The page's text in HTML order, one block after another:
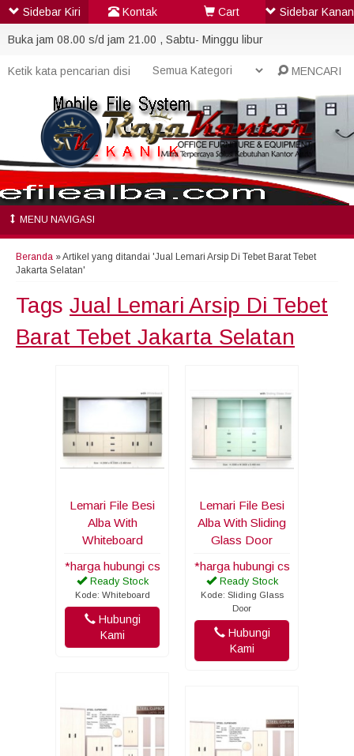
Buka jam 08.00 s/d jam 21.00 , Sabtu- Minggu libur
MENCARI
MENU NAVIGASI
Beranda »Artikel yang ditandai 'Jual Lemari Arsip Di Tebet Barat Tebet
Jakarta Selatan'
Tags Jual Lemari Arsip Di Tebet
Barat Tebet Jakarta Selatan
Lemari File Besi
Alba With
Whiteboard
*harga hubungi cs
Ready Stock
Kode: Whiteboard
Hubungi
Kami
Lemari File Besi
Alba With Sliding
Glass Door
*harga hubungi cs
Ready Stock
Kode: Sliding Glass
Door
Hubungi
Kami
Sidebar Kiri Kontak Cart Sidebar Kanan